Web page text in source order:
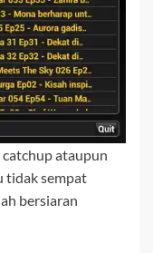
ataupun
tidak sempat
bersiaran